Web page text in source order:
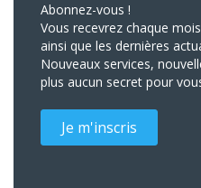
Abonnez-vous !
Vous recevrez chaque
ainsi que les dernières
Nouveaux services,
plus aucun secret pour
Je m'inscris